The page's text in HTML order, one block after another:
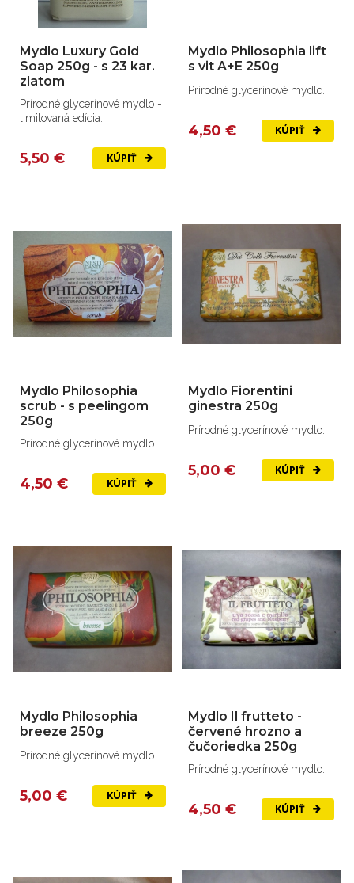
Mydlo Luxury Gold
Soap 250g - s 23 kar.
zlatom
Prírodné glycerínové mydlo -
limitovaná edícia.
5,50 € KÚPIŤ
Mydlo Philosophia lift
s vit A+E 250g
Prírodné glycerínové mydlo.
4,50 € KÚPIŤ
Mydlo Philosophia
scrub - s peelingom
250g
Prírodné glycerínové mydlo.
4,50 € KÚPIŤ
Mydlo Fiorentini
ginestra 250g
Prírodné glycerínové mydlo.
5,00 € KÚPIŤ
Mydlo Philosophia
breeze 250g
Prírodné glycerínové mydlo.
5,00 € KÚPIŤ
Mydlo Il frutteto -
červené hrozno a
čučoriedka 250g
Prírodné glycerínové mydlo.
4,50 € KÚPIŤ